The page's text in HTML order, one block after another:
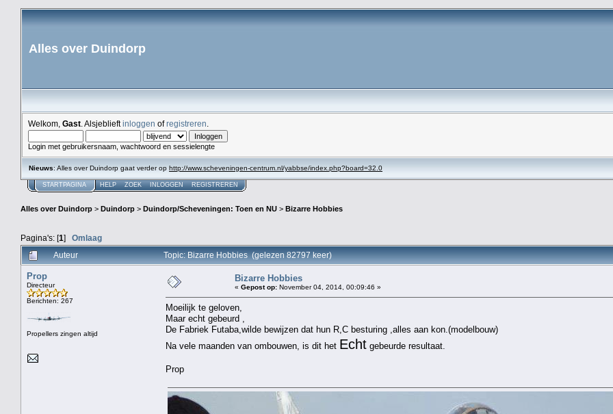
Alles over Duindorp
Welkom, Gast . Alsjeblieftinloggen ofregistreren
Login met gebruikersnaam, wachtwoord en sessielengte
Nieuws: Alles over Duindorp gaat verder op http://www.scheveningen-centrum.nl/yabbse/index.php?board=32.0
STARTPAGINA HELP ZOEK INLOGGEN REGISTREREN
Alles over Duindorp > Duindorp > Duindorp/Scheveningen: Toen en NU > Bizarre Hobbies
Pagina's: [1] Omlaag
Auteur Topic: Bizarre Hobbies (gelezen 82797 keer)
Prop
Directeur
Berichten: 267
Propellers zingen altijd
Bizarre Hobbies
« Gepost op: November 04, 2014, 00:09:46 »
Moeilijk te geloven,
Maar echt gebeurd ,
De Fabriek Futaba,wilde bewijzen dat hun R,C besturing ,alles aan kon.(modelbouw)
Na vele maanden van ombouwen, is dit het Echt gebeurde resultaat.
Prop